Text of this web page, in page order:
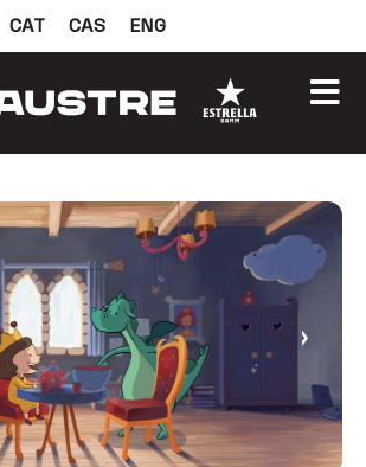
CAT CAS ENG
›